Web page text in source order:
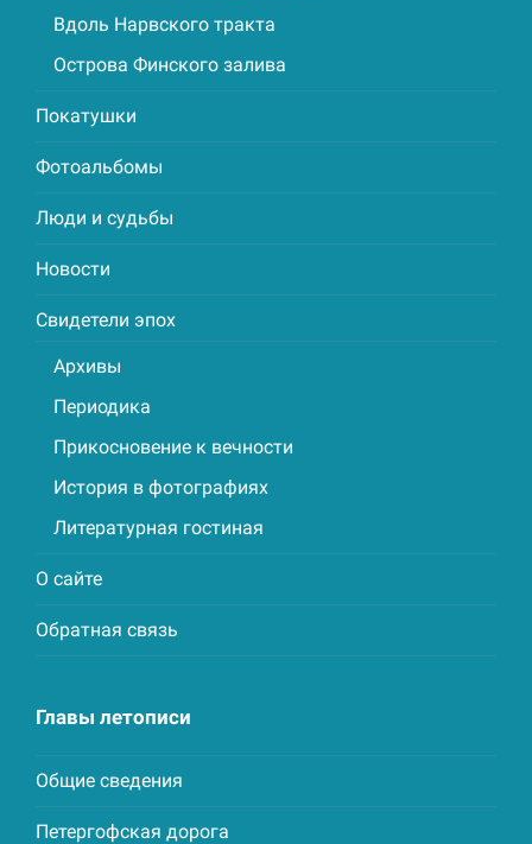
Вдоль Нарвского тракта
Острова Финского залива
Покатушки
Фотоальбомы
Люди и судьбы
Новости
Свидетели эпох
Архивы
Периодика
Прикосновение к вечности
История в фотографиях
Литературная гостиная
О сайте
Обратная связь
Главы летописи
Общие сведения
Петергофская дорога